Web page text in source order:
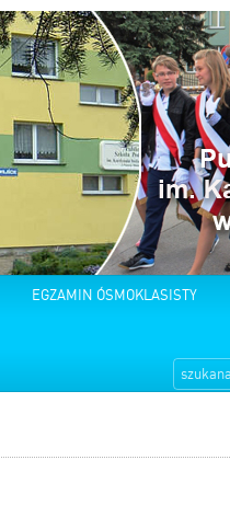
EGZAMIN ÓSMOKLASISTY